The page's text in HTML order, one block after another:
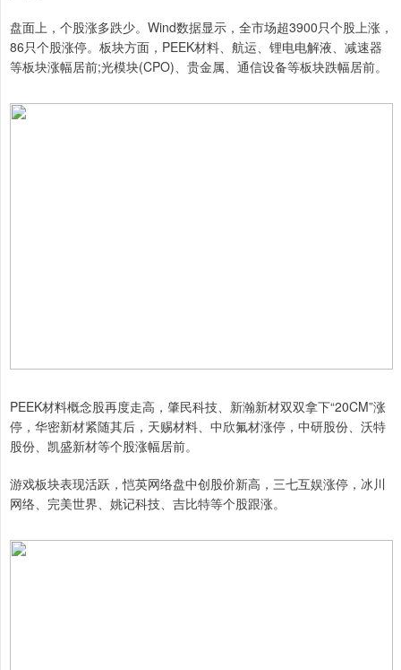
盘面上，个股涨多跌少。Wind数据显示，全市场超3900只个股上涨，
86只个股涨停。板块方面，PEEK材料、航运、锂电电解液、减速器
等板块涨幅居前;光模块(CPO)、贵金属、通信设备等板块跌幅居前。
PEEK材料概念股再度走高，肇民科技、新瀚新材双双拿下“20CM”涨
停，华密新材紧随其后，天赐材料、中欣氟材涨停，中研股份、沃特
股份、凯盛新材等个股涨幅居前。
游戏板块表现活跃，恺英网络盘中创股价新高，三七互娱涨停，冰川
网络、完美世界、姚记科技、吉比特等个股跟涨。